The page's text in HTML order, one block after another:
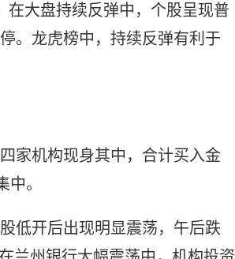
在大盘持续反弹中，个股呈现普
。龙虎榜中，持续反弹有利于
家机构现身其中，合计买入金
。
低开后出现明显震荡，午后跌